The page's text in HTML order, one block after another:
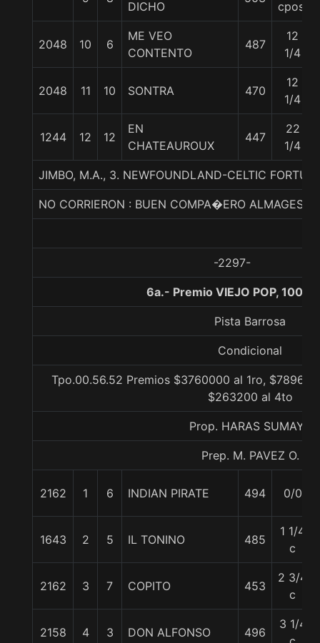
DICHO
cpos.
2048 10 6
ME VEO
CONTENTO
487
12
1/4
2048 11 10 SONTRA 470
12
1/4
1244 12 12
EN
CHATEAUROUX
447
22
1/4
JIMBO, M.A., 3. NEWFOUNDLAND-CELTIC
NO CORRIERON : BUEN COMPA�ERO
-2297-
6a.- Premio VIEJO POP, 1000
Pista Barrosa
Condicional
Tpo.00.56.52 Premios $3760000 al 1ro,
$263200 al 4to
Prop. HARAS SUMAYA
Prep. M. PAVEZ O.
2162 1 6 INDIAN PIRATE 494 0/0
1643 2 5 IL TONINO 485
1 1/4
c
2162 3 7 COPITO 453
2 3/4
c
2158 4 3 DON ALFONSO 496
3 1/4